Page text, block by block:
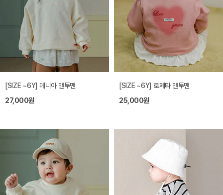
[SIZE ~6Y] 데니아 맨투맨
27,000원
[SIZE ~6Y] 로제타 맨투맨
25,000원